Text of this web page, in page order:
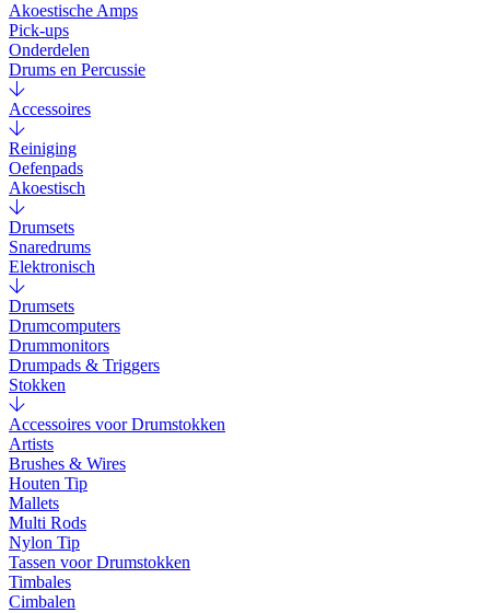
Akoestische Amps
Pick-ups
Onderdelen
Drums en Percussie
Accessoires
Reiniging
Oefenpads
Akoestisch
Drumsets
Snaredrums
Elektronisch
Drumsets
Drumcomputers
Drummonitors
Drumpads & Triggers
Stokken
Accessoires voor Drumstokken
Artists
Brushes & Wires
Houten Tip
Mallets
Multi Rods
Nylon Tip
Tassen voor Drumstokken
Timbales
Cimbalen